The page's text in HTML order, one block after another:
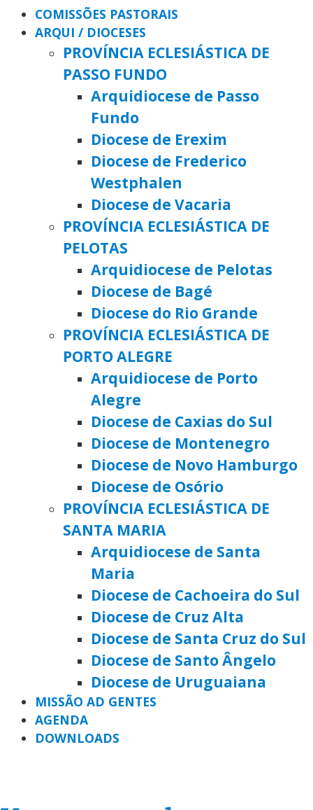
COMISSÕES PASTORAIS
ARQUI / DIOCESES
PROVÍNCIA ECLESIÁSTICA DE
PASSO FUNDO
Arquidiocese de Passo
Fundo
Diocese de Erexim
Diocese de Frederico
Westphalen
Diocese de Vacaria
PROVÍNCIA ECLESIÁSTICA DE
PELOTAS
Arquidiocese de Pelotas
Diocese de Bagé
Diocese do Rio Grande
PROVÍNCIA ECLESIÁSTICA DE
PORTO ALEGRE
Arquidiocese de Porto
Alegre
Diocese de Caxias do Sul
Diocese de Montenegro
Diocese de Novo Hamburgo
Diocese de Osório
PROVÍNCIA ECLESIÁSTICA DE
SANTA MARIA
Arquidiocese de Santa
Maria
Diocese de Cachoeira do Sul
Diocese de Cruz Alta
Diocese de Santa Cruz do Sul
Diocese de Santo Ângelo
Diocese de Uruguaiana
MISSÃO AD GENTES
AGENDA
DOWNLOADS